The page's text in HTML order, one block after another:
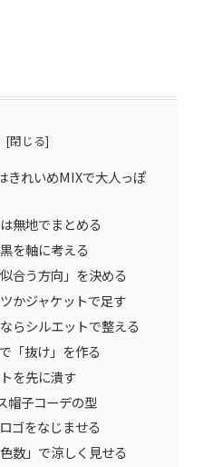
きれいめMIXで大人っぽ
無地でまとめる
を軸に考える
合う方向」を決める
かジャケットで足す
らシルエットで整える
「抜け」を作る
を先に潰す
帽子コーデの型
ゴをなじませる
数」で涼しく見せる